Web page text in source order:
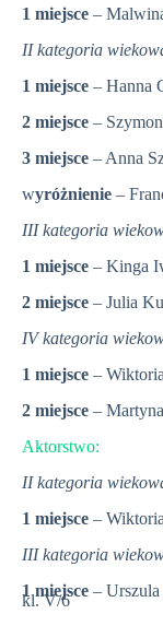
1 miejsce –
II kategoria
1 miejsce – Hanna
2 miejsce –
3 miejsce – Anna
wyróżnienie –
III kategoria
1 miejsce – Kinga
2 miejsce – Julia
IV kategoria
1 miejsce –
2 miejsce –
Aktorstwo:
II kategoria
1 miejsce –
III kategoria
1 miejsce –
kl. V/6